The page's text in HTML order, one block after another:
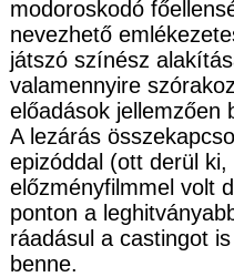
modoroskodó
nevezhető
játszó színész
valamennyire
előadások jellemzően
A lezárás
epizóddal (ott derül ki,
előzményfilmmel volt
ponton a
ráadásul a castingot
benne.